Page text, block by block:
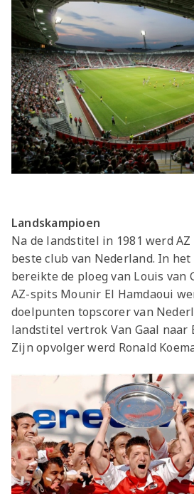
Landskampioen
Na de landstitel in 1981 werd
beste club van Nederland. In
bereikte de ploeg van Louis van
AZ-spits Mounir El Hamdaoui
doelpunten topscorer van
landstitel vertrok Van Gaal naar
Zijn opvolger werd Ronald